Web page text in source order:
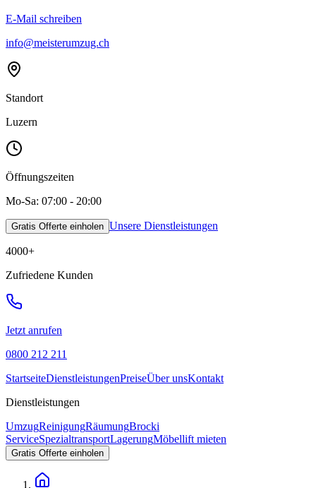
E-Mail schreiben
info@meisterumzug.ch
Standort
Luzern
Öffnungszeiten
Mo-Sa: 07:00 - 20:00
Gratis Offerte einholen Unsere Dienstleistungen
4000+
Zufriedene Kunden
Jetzt anrufen
0800 212 211
StartseiteDienstleistungenPreiseÜber unsKontakt
Dienstleistungen
UmzugReinigungRäumungBrocki
ServiceSpezialtransportLagerungMöbellift mieten
Gratis Offerte einholen